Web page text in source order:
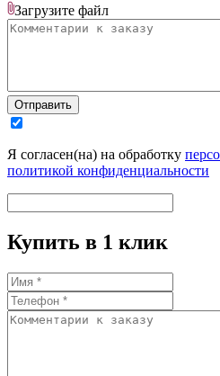
Загрузите файл
Отправить
Я согласен(на) на обработку
политикой конфиденциальности
Купить в 1 клик